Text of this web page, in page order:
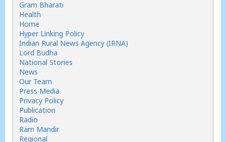
Gram Bharati
Health
Home
Hyper Linking Policy
Indian Rural News Agency (IRNA)
Lord Budha
National Stories
News
Our Team
Press Media
Privacy Policy
Publication
Radio
Ram Mandir
Regional